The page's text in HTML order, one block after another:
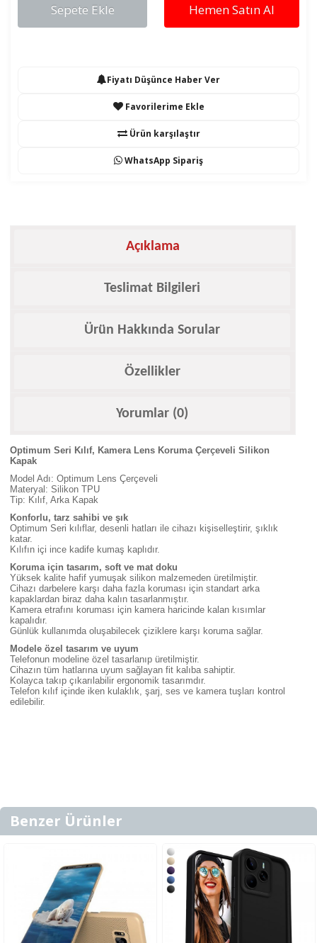
Sepete Ekle Hemen Satın Al
Fiyatı Düşünce Haber Ver
Favorilerime Ekle
Ürün karşılaştır
WhatsApp Sipariş
Açıklama
Teslimat Bilgileri
Ürün Hakkında Sorular
Özellikler
Yorumlar (0)
Optimum Seri Kılıf, Kamera Lens Koruma Çerçeveli Silikon
Kapak
Model Adı: Optimum Lens Çerçeveli
Materyal: Silikon TPU
Tip: Kılıf, Arka Kapak
Konforlu, tarz sahibi ve şık
Optimum Seri kılıflar, desenli hatları ile cihazı kişiselleştirir, şıklık
katar.
Kılıfın içi ince kadife kumaş kaplıdır.
Koruma için tasarım, soft ve mat doku
Yüksek kalite hafif yumuşak silikon malzemeden üretilmiştir.
Cihazı darbelere karşı daha fazla koruması için standart arka
kapaklardan biraz daha kalın tasarlanmıştır.
Kamera etrafını koruması için kamera haricinde kalan kısımlar
kapalıdır.
Günlük kullanımda oluşabilecek çiziklere karşı koruma sağlar.
Modele özel tasarım ve uyum
Telefonun modeline özel tasarlanıp üretilmiştir.
Cihazın tüm hatlarına uyum sağlayan fit kalıba sahiptir.
Kolayca takıp çıkarılabilir ergonomik tasarımdır.
Telefon kılıf içinde iken kulaklık, şarj, ses ve kamera tuşları kontrol
edilebilir.
Benzer Ürünler